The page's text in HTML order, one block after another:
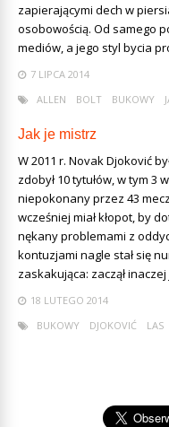
zapierającymi dech w
osobowością. Od samego
mediów, a jego styl bycia
7 LIPCA 2014
ALLEN
BOLT BUKOWY
Jak je mistrz
W 2011 r. Novak Djoković
zdobył 10 tytułów, w tym
niepokonany przez 43
wcześniej miał kłopot, by
nękany problemami z
kontuzjami nagle stał się
zaskakująca: zaczął inaczej
18 LUTEGO 2014
BUKOWY
DJOKOVIĆ LAS